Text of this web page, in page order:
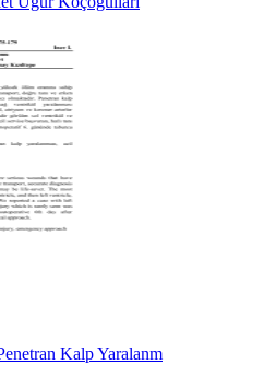
Kalp Yaralanm